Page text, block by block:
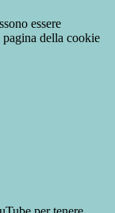
essere
della cookie